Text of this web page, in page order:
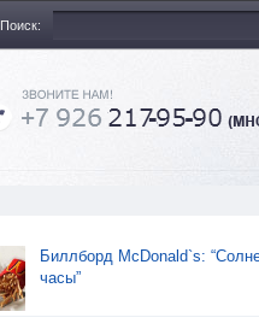
Поиск:
Биллборд McDonald`s:
часы”